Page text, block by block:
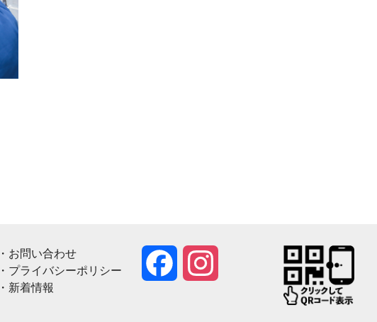
お問い合わせ
プライバシーポリシー
新着情報
Facebook